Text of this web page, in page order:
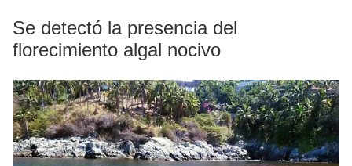
Se detectó la presencia del
florecimiento algal nocivo